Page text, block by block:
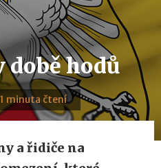
době hodů
1 minuta čtení
a řidiče na